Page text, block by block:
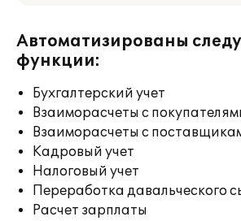
Автоматизированы
функции:
Бухгалтерский учет
Взаиморасчеты с
Взаиморасчеты с
Кадровый учет
Налоговый учет
Переработка давальческого
Расчет зарплаты